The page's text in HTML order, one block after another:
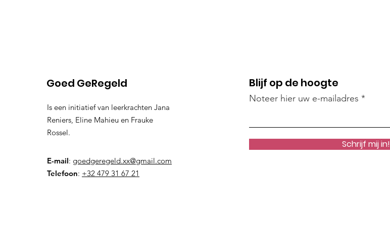
Goed GeRegeld
Is een initiatief van leerkrachten Jana
Reniers, Eline Mahieu en Frauke
Rossel.
E-mail: goedgeregeld.xx@gmail.com
Telefoon: +32 479 31 67 21
Blijf op de hoogte
Noteer hier uw e-mailadres
Schrijf mij in!